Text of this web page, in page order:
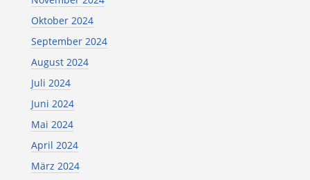
Oktober 2024
September 2024
August 2024
Juli 2024
Juni 2024
Mai 2024
April 2024
März 2024